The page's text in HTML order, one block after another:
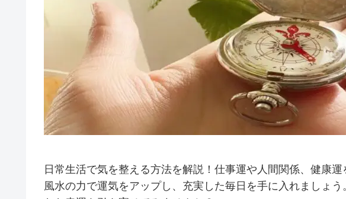
日常生活で気を整える方法を解説！仕事運や人間関係、健康運
風水の力で運気をアップし、充実した毎日を手に入れましょ